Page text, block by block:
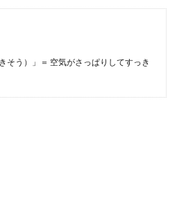
そう）」＝ 空気がさっぱりしてすっき